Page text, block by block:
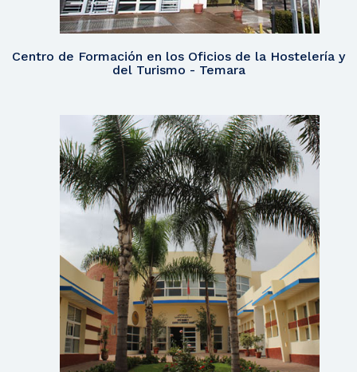
Centro de Formación en los Oficios de la Hostelería y
del Turismo - Temara